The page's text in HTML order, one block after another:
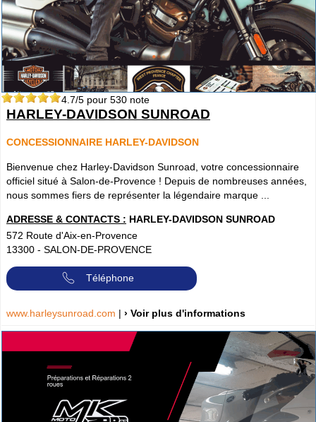
4.7/5 pour 530 note
HARLEY-DAVIDSON SUNROAD
CONCESSIONNAIRE HARLEY-DAVIDSON
Bienvenue chez Harley-Davidson Sunroad, votre concessionnaire
officiel situé à Salon-de-Provence ! Depuis de nombreuses années,
nous sommes fiers de représenter la légendaire marque ...
ADRESSE & CONTACTS : HARLEY-DAVIDSON SUNROAD
572 Route d'Aix-en-Provence
13300 - SALON-DE-PROVENCE
Téléphone
www.harleysunroad.com | › Voir plus d'informations